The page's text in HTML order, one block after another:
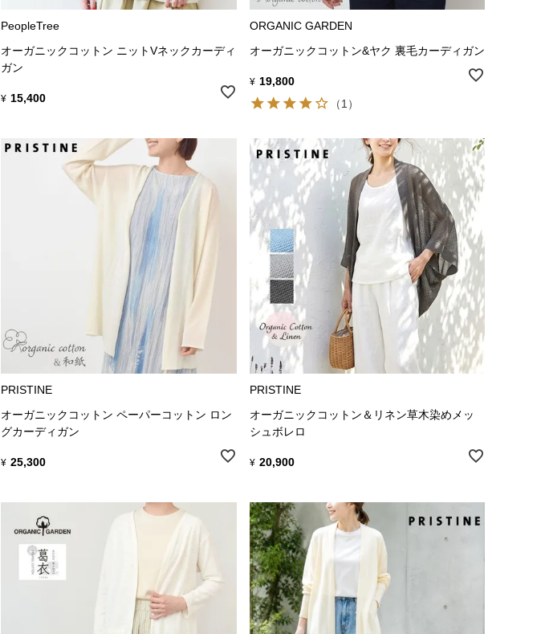
PeopleTree
オーガニックコットン ニットVネックカーディ
ガン
¥ 15,400
ORGANIC GARDEN
オーガニックコットン&ヤク 裏毛カーディガン
¥ 19,800
（1）
PRISTINE
オーガニックコットン ペーパーコットン ロン
グカーディガン
¥ 25,300
PRISTINE
オーガニックコットン＆リネン草木染めメッ
シュボレロ
¥ 20,900